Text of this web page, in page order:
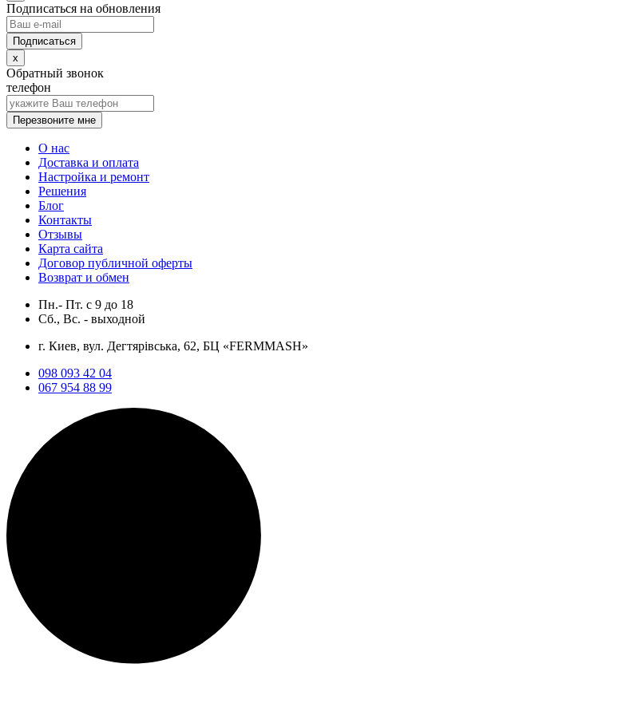
Подписаться на обновления
x
Обратный звонок
телефон
Перезвоните мне
О нас
Доставка и оплата
Настройка и ремонт
Решения
Блог
Контакты
Отзывы
Карта сайта
Договор публичной оферты
Возврат и обмен
Пн.- Пт. с 9 до 18
Сб., Вс. - выходной
г. Киев, вул. Дегтярівська, 62, БЦ «FERMMASH»
098 093 42 04
067 954 88 99